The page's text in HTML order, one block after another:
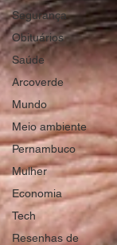
Segurança
Obituários
Saúde
Arcoverde
Mundo
Meio ambiente
Pernambuco
Mulher
Economia
Tech
Resenhas de